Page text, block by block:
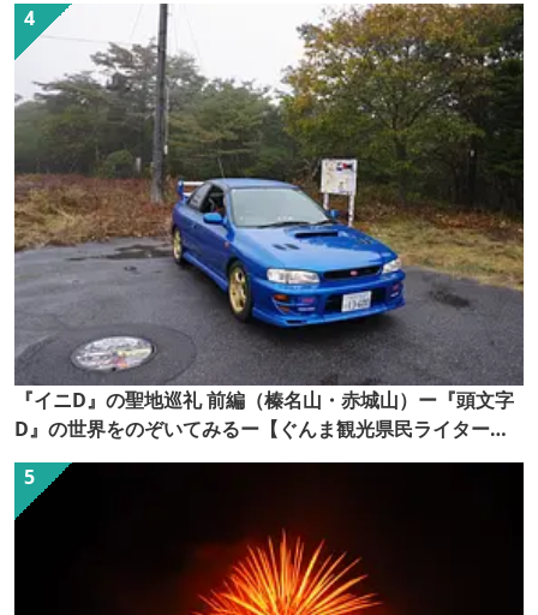
『イニD』の聖地巡礼 前編（榛名山・赤城山）ー『頭文字
D』の世界をのぞいてみるー【ぐんま観光県民ライター
（ぐん記者）】